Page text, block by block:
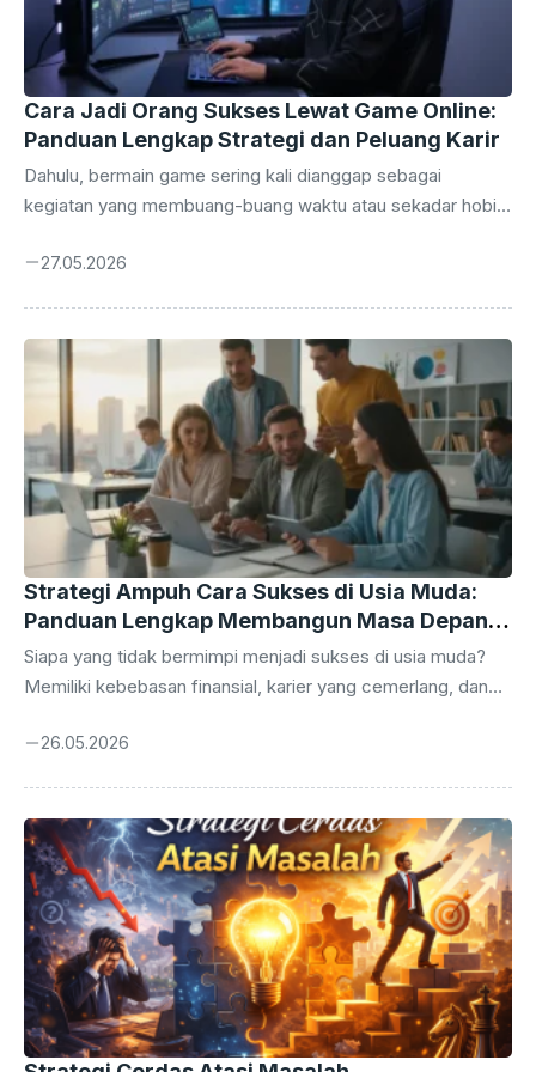
Cara Jadi Orang Sukses Lewat Game Online:
Panduan Lengkap Strategi dan Peluang Karir
Dahulu, bermain game sering kali dianggap sebagai
kegiatan yang membuang-buang waktu atau sekadar hobi
perkembangan teknologi digital dan industri hiburan,
kosong, melainkan realitas yang sudah dibuktikan oleh
banyak orang. Industri gaming telah bertransformasi
menjadi ekosistem bernilai miliaran dolar. Mulai dari atlet e-
sports profesional hingga kreator konten di platform
streaming, peluang untuk membangun karir yang solid ...
27.05.2026
Strategi Ampuh Cara Sukses di Usia Muda:
Panduan Lengkap Membangun Masa Depan
Gemilang
Siapa yang tidak bermimpi menjadi sukses di usia muda?
Memiliki kebebasan finansial, karier yang cemerlang, dan
usia kepala empat adalah dambaan hampir setiap orang.
kemauan untuk belajar secara terus-menerus. Di era digital
yang serba cepat ini, peluang untuk mencapai keberhasilan
terbuka lebih lebar dari sebelumnya. Namun, tantangan
yang dihadapi juga tidak kalah besar, mulai dari distraksi
media sosial ...
26.05.2026